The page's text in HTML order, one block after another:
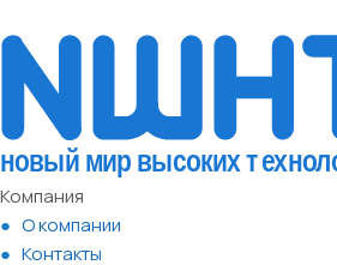
Компания
О компании
Контакты